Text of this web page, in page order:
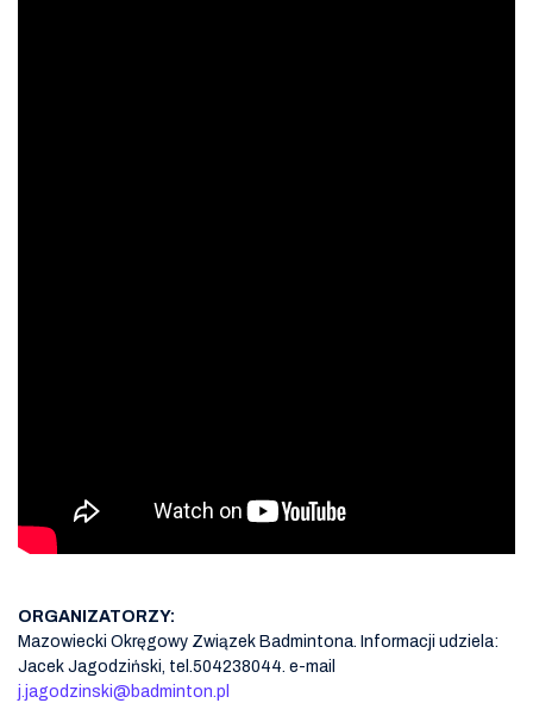
ORGANIZATORZY:
Mazowiecki Okręgowy Związek Badmintona. Informacji udziela:
Jacek Jagodziński, tel.504238044. e-mail
j.jagodzinski@badminton.pl